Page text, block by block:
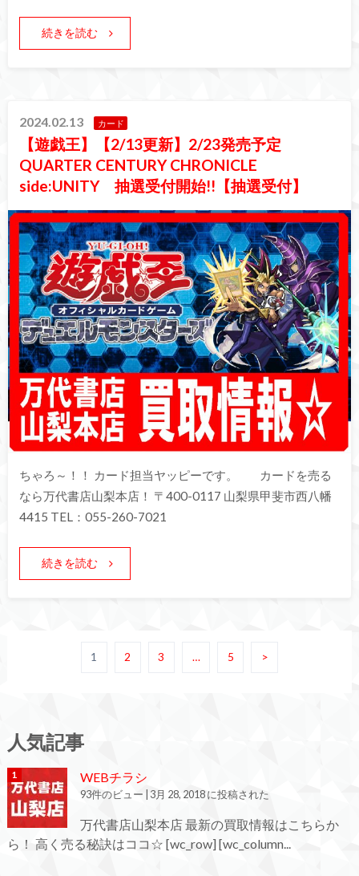
続きを読む
2024.02.13 カード
【遊戯王】【2/13更新】2/23発売予定
QUARTER CENTURY CHRONICLE
side:UNITY 抽選受付開始!!【抽選受付】
ちゃろ～！！ カード担当ヤッピーです。 カードを売る
なら万代書店山梨本店！ 〒400-0117 山梨県甲斐市西八幡
4415 TEL：055-260-7021
続きを読む
1 2 3 … 5 >
人気記事
WEBチラシ
93件のビュー 3月 28, 2018 に投稿された
万代書店山梨本店 最新の買取情報はこちらか
ら！ 高く売る秘訣はココ☆ [wc_row] [wc_column...